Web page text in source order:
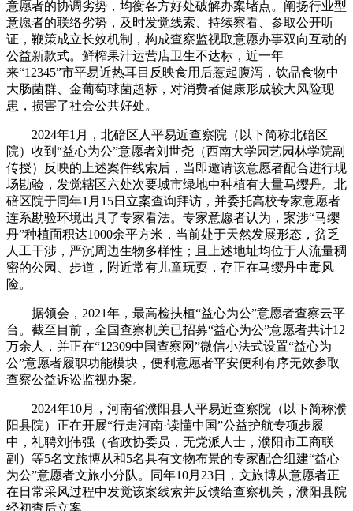
意愿者的协调劣势，均衡各方好处破解办案堵点。阐扬行业型
意愿者的联络劣势，及时发觉线索、持续察看、参取公开听
证，鞭策成立长效机制，构成查察监视取意愿办事双向互动的
公益新款式。鲜榨果汁运营店卫生不达标，近一年
来“12345”市平易近热耳目反映食用后惹起腹泻，饮品食物中
大肠菌群、金葡萄球菌超标，对消费者健康形成较大风险现
患，损害了社会公共好处。
2024年1月，北碚区人平易近查察院（以下简称北碚区
院）收到“益心为公”意愿者刘世尧（西南大学园艺园林学院副
传授）反映的上述案件线索后，当即邀请该意愿者配合进行现
场勘验，发觉辖区六处次要城市绿地中种植有大量马缨丹。北
碚区院于同年1月15日立案查询拜访，并委托高校专家意愿者
连系勘验环境出具了专家看法。专家意愿者认为，案涉“马缨
丹”种植面积达1000余平方米，当前处于天然发展形态，贫乏
人工干涉，严沉周边生物多样性；且上述地址均位于人流量稠
密的公园、步道，附近常有儿童玩耍，存正在马缨丹中毒风
险。
据领会，2021年，最高检扶植“益心为公”意愿者查察云平
台。截至目前，全国查察机关已招募“益心为公”意愿者共计12
万余人，并正在“12309中国查察网”微信小法式设置“益心为
公”意愿者履职功能模块，便利意愿者平安便利有序无效参取
查察公益诉讼监视办案。
2024年10月，河南省濮阳县人平易近查察院（以下简称濮
阳县院）正在开展“行走河南·读懂中国”公益护航专项步履
中，礼聘刘伟强（省政协委员，无党派人士，濮阳市工商联
副）等5名文旅博从和5名具有文物布景的专家配合组建“益心
为公”意愿者文旅小分队。同年10月23日，文旅博从意愿者正
在日常采风过程中发觉该案线索并反馈给查察机关，濮阳县院
经初查后立案。